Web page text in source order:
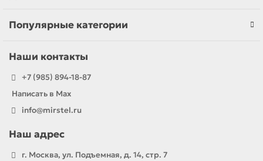
Популярные категории
Наши контакты
+7 (985) 894-18-87
Написать в Max
info@mirstel.ru
Наш адрес
г. Москва, ул. Подъемная, д. 14, стр. 7